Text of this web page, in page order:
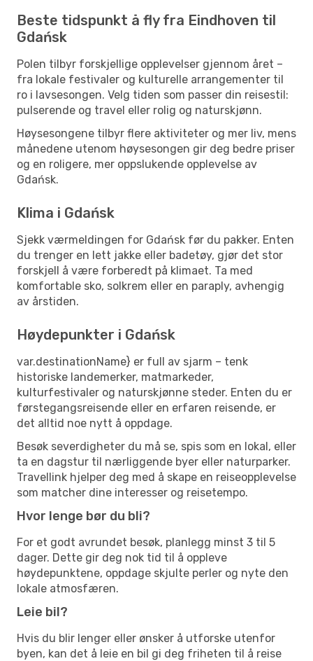
Beste tidspunkt å fly fra Eindhoven til
Gdańsk
Polen tilbyr forskjellige opplevelser gjennom året –
fra lokale festivaler og kulturelle arrangementer til
ro i lavsesongen. Velg tiden som passer din reisestil:
pulserende og travel eller rolig og naturskjønn.
Høysesongene tilbyr flere aktiviteter og mer liv, mens
månedene utenom høysesongen gir deg bedre priser
og en roligere, mer oppslukende opplevelse av
Gdańsk.
Klima i Gdańsk
Sjekk værmeldingen for Gdańsk før du pakker. Enten
du trenger en lett jakke eller badetøy, gjør det stor
forskjell å være forberedt på klimaet. Ta med
komfortable sko, solkrem eller en paraply, avhengig
av årstiden.
Høydepunkter i Gdańsk
var.destinationName} er full av sjarm – tenk
historiske landemerker, matmarkeder,
kulturfestivaler og naturskjønne steder. Enten du er
førstegangsreisende eller en erfaren reisende, er
det alltid noe nytt å oppdage.
Besøk severdigheter du må se, spis som en lokal, eller
ta en dagstur til nærliggende byer eller naturparker.
Travellink hjelper deg med å skape en reiseopplevelse
som matcher dine interesser og reisetempo.
Hvor lenge bør du bli?
For et godt avrundet besøk, planlegg minst 3 til 5
dager. Dette gir deg nok tid til å oppleve
høydepunktene, oppdage skjulte perler og nyte den
lokale atmosfæren.
Leie bil?
Hvis du blir lenger eller ønsker å utforske utenfor
byen, kan det å leie en bil gi deg friheten til å reise